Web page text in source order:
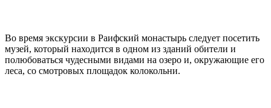
Во время экскурсии в Раифский монастырь следует посетить
музей, который находится в одном из зданий обители и
полюбоваться чудесными видами на озеро и, окружающие его
леса, со смотровых площадок колокольни.